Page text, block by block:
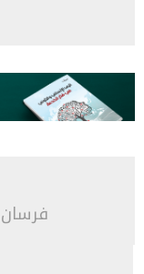
فرسان